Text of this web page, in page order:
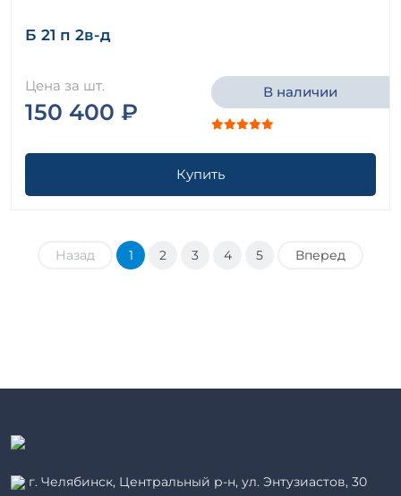
Б 21 п 2в-д
Цена за шт.
150 400 ₽
В наличии
Купить
Назад 1 2 3 4 5 Вперед
г. Челябинск, Центральный р-н, ул. Энтузиастов, 30